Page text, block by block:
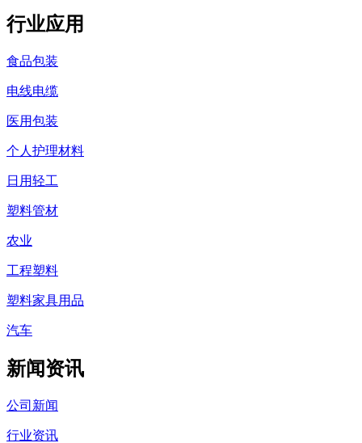
行业应用
食品包装
电线电缆
医用包装
个人护理材料
日用轻工
塑料管材
农业
工程塑料
塑料家具用品
汽车
新闻资讯
公司新闻
行业资讯